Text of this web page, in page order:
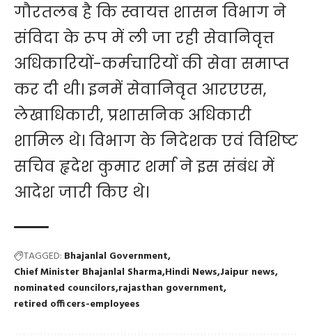
गौरतलब है कि स्वायत्त शासन विभाग ने
संविदा के रूप में ली जा रही सेवानिवृत्त
अधिकारियों-कर्मचारियों की सेवा समाप्त
कर दी थी। इनमें सेवानिवृत आरएएस,
लेखाधिकारी, प्रशासनिक अधिकारी
शामिल थे। विभाग के निदेशक एवं विशिष्ट
सचिव हृदेश कुमार शर्मा ने इस संबंध में
आदेश जारी किए थे।
TAGGED: Bhajanlal Government
Chief Minister Bhajanlal Sharma Hindi News Jaipur news
nominated councilors rajasthan government
retired officers-employees